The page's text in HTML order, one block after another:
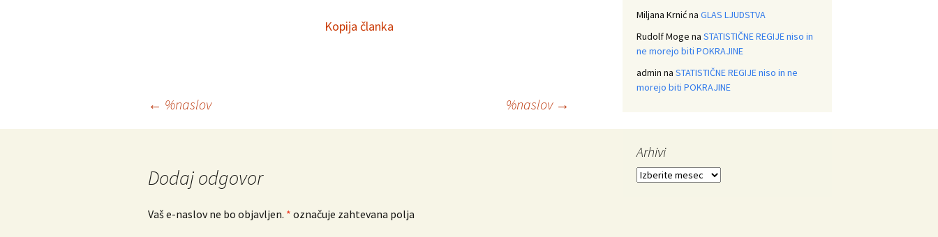
Kopija članka
po
← %naslov %naslov →
Dodaj odgovor
Vaš e-naslov ne bo objavljen. * označuje zahtevana polja
Miljana Krnićna GLAS LJUDSTVA
Rudolf Moge na STATISTIČNE REGIJE niso in
ne morejo biti POKRAJINE
admin na STATISTIČNE REGIJE niso in ne
morejo biti POKRAJINE
Arhivi
Arhivi